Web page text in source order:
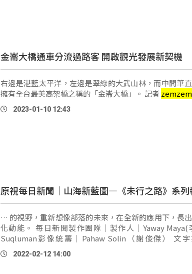
金崙大橋通車分流過路客 開啟觀光發展新契機
右邊是湛藍太平洋，左邊是翠綠的大武山林，而中間筆
擁有全台最美高架橋之稱的「金崙大橋」。 記者zemzem
2023-01-10 12:43
原視每日新聞｜山海新藍圖—《未行之路》系列
… 的視野，重新想像部落的未來，在全新的應用下，長
化動能。 每日新聞製作團隊｜製作人｜Yaway Maya(李玲玲)、Umas
Suqluman影像統籌｜Pahaw Solin（謝俊傑） 文
zemzem (古聖典)、Ciwas Yamai (蔣淮薇)攝影
zemzem 、Tjivuluwan編輯團隊｜Laway Futol、劉思
2022-02-12 14:00